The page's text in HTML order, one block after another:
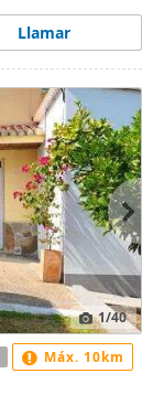
Llamar
1/40
Máx. 10km